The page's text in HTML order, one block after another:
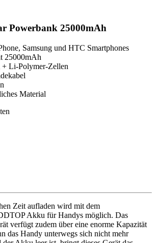
Powerbank 25000mAh
Samsung und HTC Smartphones
25000mAh
+ Li-Polymer-Zellen
Material
Zeit aufladen wird mit dem
Akku für Handys möglich. Das
verfügt zudem über eine enorme Kapazität
das Handy unterwegs sich nicht mehr